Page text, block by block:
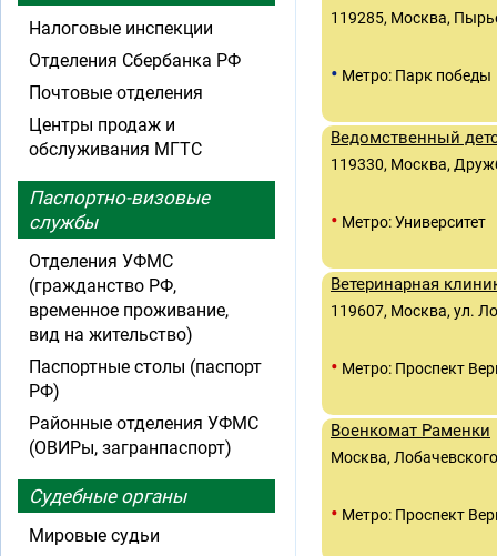
119285, Москва,
• Метро: Парк победы
Ведомственный
119330, Москва,
• Метро: Университет
Ветеринарная
119607, Москва, ул.
• Метро: Проспект
Военкомат Раменки
Москва,
• Метро: Проспект
Налоговые инспекции
Отделения Сбербанка РФ
Почтовые отделения
Центры продаж и
обслуживания МГТС
Паспортно-визовые
службы
Отделения УФМС
(гражданство РФ,
временное проживание,
вид на жительство)
Паспортные столы (паспорт
РФ)
Районные отделения УФМС
(ОВИРы, загранпаспорт)
Судебные органы
Мировые судьи